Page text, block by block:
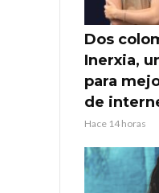
Dos
Inerxia,
para
de
Hace 14 horas